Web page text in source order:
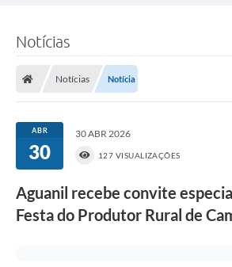
Notícias
Notícias Notícia
ABR
30
30 ABR 2026
127 VISUALIZAÇÕES
Aguanil recebe convite
Festa do Produtor Rural de